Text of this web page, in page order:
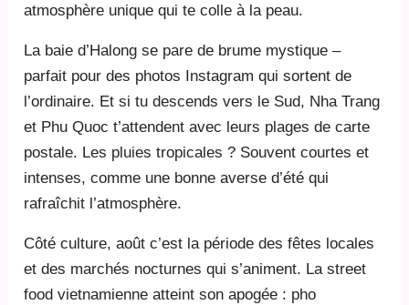
atmosphère unique qui te colle à la peau.
La baie d’Halong se pare de brume mystique –
parfait pour des photos Instagram qui sortent de
l’ordinaire. Et si tu descends vers le Sud, Nha Trang
et Phu Quoc t’attendent avec leurs plages de carte
postale. Les pluies tropicales ? Souvent courtes et
intenses, comme une bonne averse d’été qui
rafraîchit l’atmosphère.
Côté culture, août c’est la période des fêtes locales
et des marchés nocturnes qui s’animent. La street
food vietnamienne atteint son apogée : pho